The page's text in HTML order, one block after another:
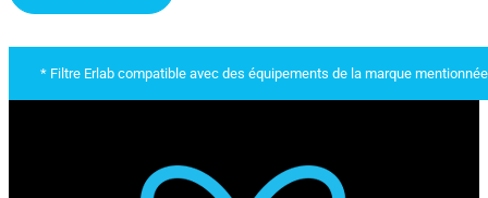
* Filtre Erlab compatible avec des équipements de la marque